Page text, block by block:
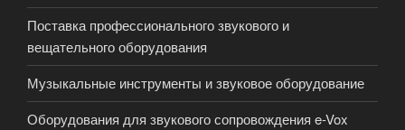
Поставка профессионального звукового и
вещательного оборудования
Музыкальные инструменты и звуковое оборудование
Оборудования для звукового сопровождения e-Vox